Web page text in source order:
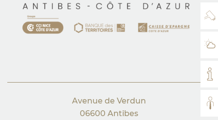
Avenue de Verdun
06600 Antibes